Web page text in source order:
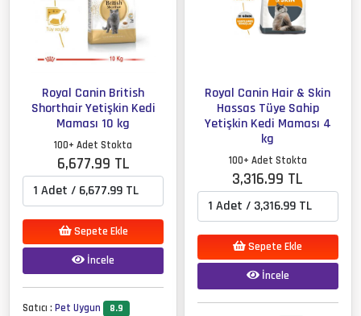
Royal Canin British
Shorthair Yetişkin Kedi
Maması 10 kg
100+ Adet Stokta
6,677.99 TL
Sepete Ekle
İncele
Satıcı :Pet Uygun
8.9
Royal Canin Hair & Skin
Hassas Tüye Sahip
Yetişkin Kedi Maması 4
kg
100+ Adet Stokta
3,316.99 TL
Sepete Ekle
İncele